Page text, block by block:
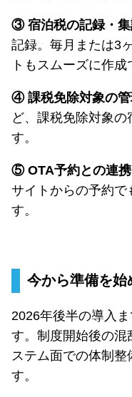
③ 宿泊税の記録・
記録。毎月または3
トもスムーズに作成
④ 課税免除対象の管
ど、課税免除対象の
す。
⑤ OTA予約との連携
サイトからの予約で
す。
今から準備を始
2026年後半の導入
す。制度開始後の混
ステム面での体制
す。